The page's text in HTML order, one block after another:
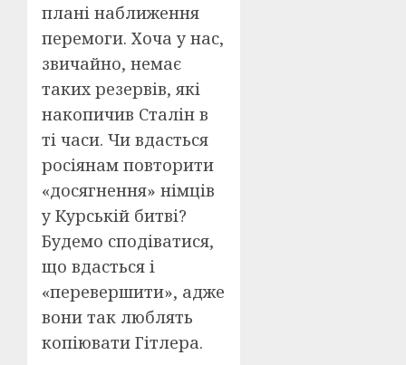
плані наближення
перемоги. Хоча у нас,
звичайно, немає
таких резервів, які
накопичив Сталін в
ті часи. Чи вдасться
росіянам повторити
«досягнення» німців
у Курській битві?
Будемо сподіватися,
що вдасться і
«перевершити», адже
вони так люблять
копіювати Гітлера.